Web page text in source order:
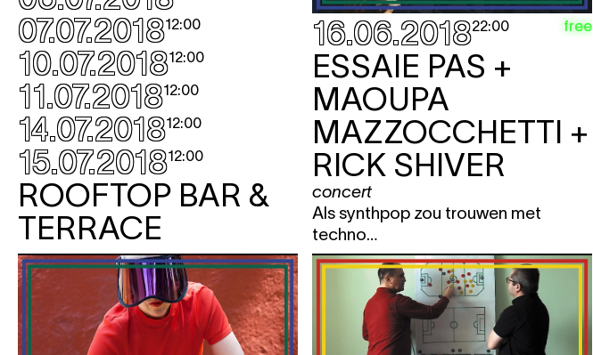
07.07.201812:00
10.07.201812:00
11.07.201812:00
14.07.201812:00
15.07.201812:00
ROOFTOP BAR &
TERRACE
16.06.201822:00 free
ESSAIE PAS +
MAOUPA
MAZZOCCHETTI +
RICK SHIVER
concert
Als synthpop zou trouwen met
techno…